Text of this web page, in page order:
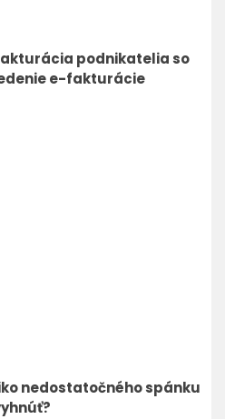
podnikatelia so
e-fakturácie
nedostatočného spánku